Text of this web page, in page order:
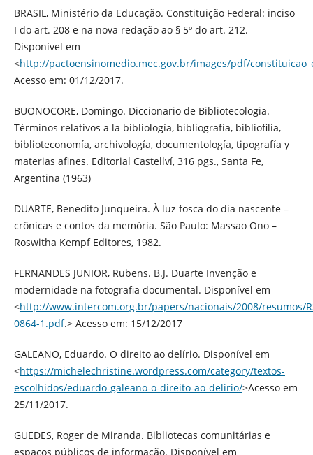
BRASIL, Ministério da Educação. Constituição Federal: inciso
I do art. 208 e na nova redação ao § 5º do art. 212.
Disponível em
<http://pactoensinomedio.mec.gov.br/images/pdf/
Acesso em: 01/12/2017.
BUONOCORE, Domingo. Diccionario de Bibliotecologia.
Términos relativos a la bibliología, bibliografía, bibliofilia,
biblioteconomía, archivología, documentología, tipografía y
materias afines. Editorial Castellví, 316 pgs., Santa Fe,
Argentina (1963)
DUARTE, Benedito Junqueira. À luz fosca do dia nascente –
crônicas e contos da memória. São Paulo: Massao Ono –
Roswitha Kempf Editores, 1982.
FERNANDES JUNIOR, Rubens. B.J. Duarte Invenção e
modernidade na fotografia documental. Disponível em
<http://www.intercom.org.br/papers/nacionais/2008/resumos/
0864-1.pdf.> Acesso em: 15/12/2017
GALEANO, Eduardo. O direito ao delírio. Disponível em
<https://michelechristine.wordpress.com/category/textos-
escolhidos/eduardo-galeano-o-direito-ao-delirio/>Acesso em
25/11/2017.
GUEDES, Roger de Miranda. Bibliotecas comunitárias e
espaços públicos de informação. Disponível em